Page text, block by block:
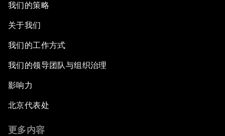
我们的策略
关于我们
我们的工作方式
我们的领导团队与组织治理
影响力
北京代表处
更多内容